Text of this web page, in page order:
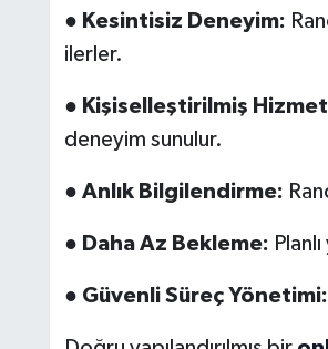
● Kesintisiz Deneyim:
ilerler.
● Kişiselleştirilmiş
deneyim sunulur.
● Anlık Bilgilendirme:
● Daha Az Bekleme:
● Güvenli Süreç Yönetimi: